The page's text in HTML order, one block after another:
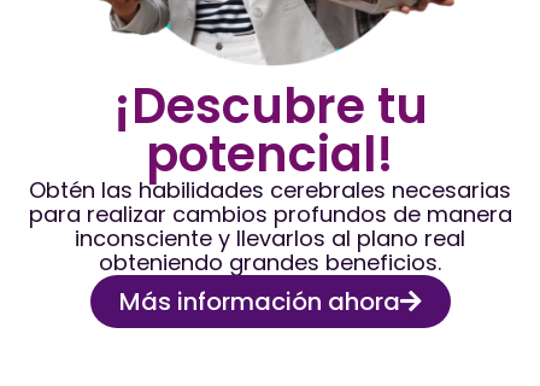
¡Descubre tu
potencial!
Obtén las habilidades cerebrales necesarias
para realizar cambios profundos de manera
inconsciente y llevarlos al plano real
obteniendo grandes beneficios.
Más información ahora